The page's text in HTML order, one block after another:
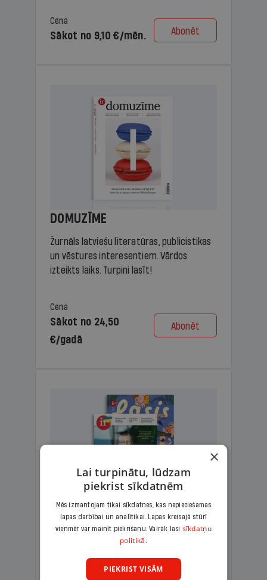
Cena
Sākot no 9,10 €/mēn. Abonēt
DOMUZĪME
Žurnāls latviešu literatūras, publicistikas
un vēstures interesentiem. Vārdos
izteikts laiks. Turpini lasīt!
Cena
Sākot no 24,50
€/gadā
Abonēt
KOMPLEKTS IR + LASIS
Ģimenes komplekts – aizraujošs
lasāmžurnāls bērniem un analītiska
lasāmviela vecākiem.
×
Lai turpinātu, lūdzam
piekrist sīkdatnēm
Mēs izmantojam tikai sīkdatnes, kas nepieciešamas
lapas darbībai un analītikai. Lapas kreisajā stūrī
vienmēr var mainīt piekrišanu. Vairāk lasi sīkdatņu
politikā.
PIEKRIST VISĀM